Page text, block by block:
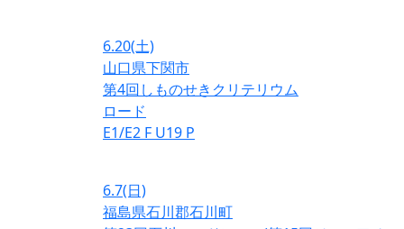
6.20(土)
山口県下関市
第4回しものせきクリテリウム
ロード
E1/E2 F U19 P
6.7(日)
福島県石川郡石川町